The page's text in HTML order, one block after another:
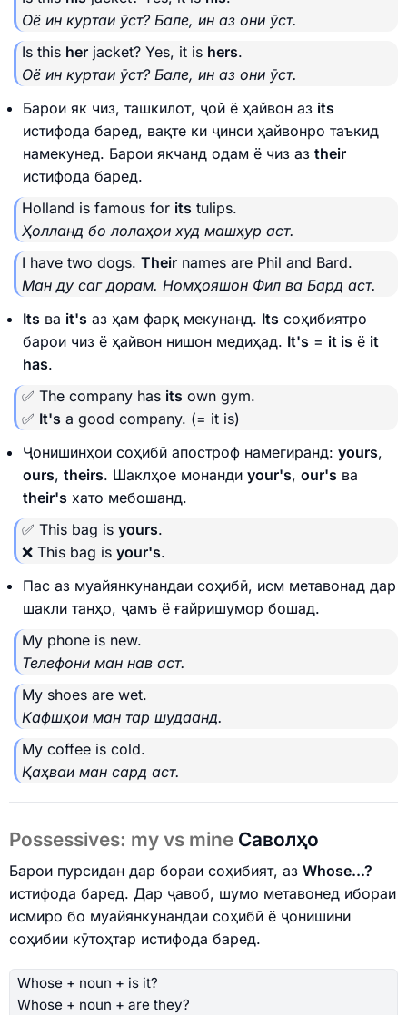
Оё ин куртаи ӯст? Бале, ин аз они ӯст.
Is this her jacket? Yes, it is hers.
Оё ин куртаи ӯст? Бале, ин аз они ӯст.
Барои як чиз, ташкилот, ҷой ё ҳайвон аз its
истифода баред, вақте ки ҷинси ҳайвонро таъкид
намекунед. Барои якчанд одам ё чиз аз their
истифода баред.
Holland is famous for its tulips.
Ҳолланд бо лолаҳои худ машҳур аст.
I have two dogs. Their names are Phil and Bard.
Ман ду саг дорам. Номҳояшон Фил ва Бард аст.
Its ва it's аз ҳам фарқ мекунанд. Its соҳибиятро
барои чиз ё ҳайвон нишон медиҳад. It's = it is ё it
has.
✅ The company has its own gym.
✅ It's a good company. (= it is)
Ҷонишинҳои соҳибӣ апостроф намегиранд: yours,
ours, theirs. Шаклҳое монанди your's, our's ва
their's хато мебошанд.
✅ This bag is yours.
❌ This bag is your's.
Пас аз муайянкунандаи соҳибӣ, исм метавонад дар
шакли танҳо, ҷамъ ё ғайришумор бошад.
My phone is new.
Телефони ман нав аст.
My shoes are wet.
Кафшҳои ман тар шудаанд.
My coffee is cold.
Қаҳваи ман сард аст.
Possessives: my vs mine Саволҳо
Барои пурсидан дар бораи соҳибият, аз Whose...?
истифода баред. Дар ҷавоб, шумо метавонед ибораи
исмиро бо муайянкунандаи соҳибӣ ё ҷонишини
соҳибии кӯтоҳтар истифода баред.
Whose + noun + is it?
Whose + noun + are they?